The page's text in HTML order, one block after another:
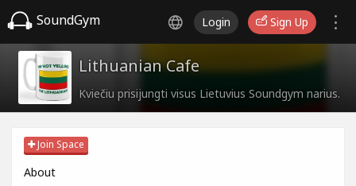
SoundGym Login Sign Up
Lithuanian Cafe
Kviečiu prisijungti visus Lietuvius Soundgym narius.
Join Space
About